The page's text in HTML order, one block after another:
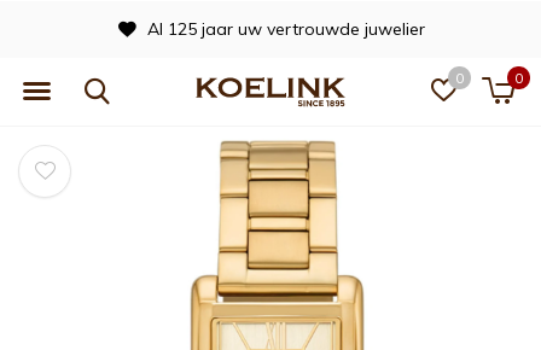
0 0
Al 125 jaar uw vertrouwde juwelier